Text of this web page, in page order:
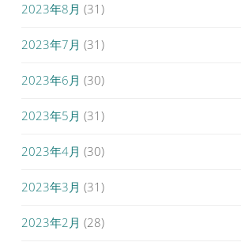
2023年8月 (31)
2023年7月 (31)
2023年6月 (30)
2023年5月 (31)
2023年4月 (30)
2023年3月 (31)
2023年2月 (28)